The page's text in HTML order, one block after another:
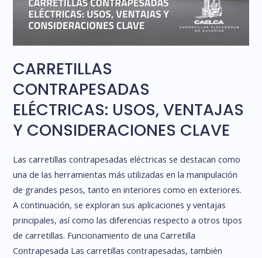
CARRETILLAS
CONTRAPESADAS
ELÉCTRICAS: USOS, VENTAJAS
Y CONSIDERACIONES CLAVE
Las carretillas contrapesadas eléctricas se destacan como
una de las herramientas más utilizadas en la manipulación
de grandes pesos, tanto en interiores como en exteriores.
A continuación, se exploran sus aplicaciones y ventajas
principales, así como las diferencias respecto a otros tipos
de carretillas. Funcionamiento de una Carretilla
Contrapesada Las carretillas contrapesadas, también